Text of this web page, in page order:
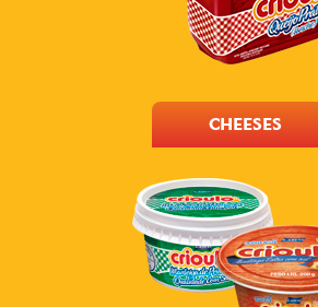
CHEESES